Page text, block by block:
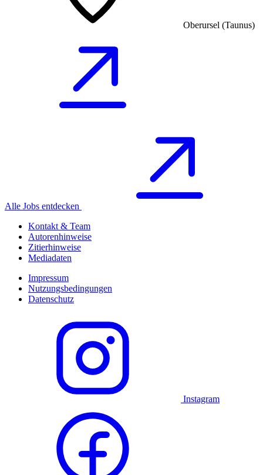
Oberursel (Taunus)
Alle Jobs entdecken
Kontakt & Team
Autorenhinweise
Zitierhinweise
Mediadaten
Impressum
Nutzungsbedingungen
Datenschutz
Instagram